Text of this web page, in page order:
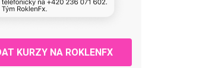
KURZY NA ROKLENFX